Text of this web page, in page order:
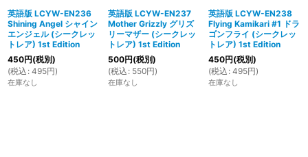
英語版 LCYW-EN236
Shining Angel シャイン
エンジェル (シークレッ
トレア) 1st Edition
450円(税別)
(税込 : 495円)
在庫なし
英語版 LCYW-EN237
Mother Grizzly グリズ
リーマザー (シークレッ
トレア) 1st Edition
500円(税別)
(税込 : 550円)
在庫なし
英語版 LCYW-EN238
Flying Kamikari #1 ドラ
ゴンフライ (シークレッ
トレア) 1st Edition
450円(税別)
(税込 : 495円)
在庫なし